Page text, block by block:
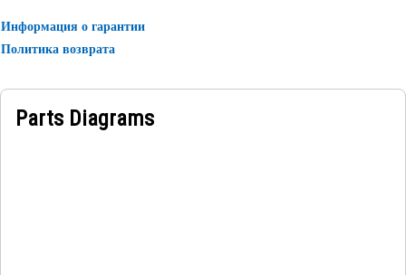
Информация о гарантии
Политика возврата
Parts Diagrams